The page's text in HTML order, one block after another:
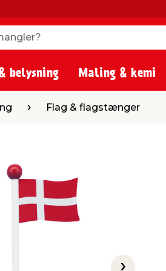
belysning Maling & kemi
& flagstængerFlag & flagstænger